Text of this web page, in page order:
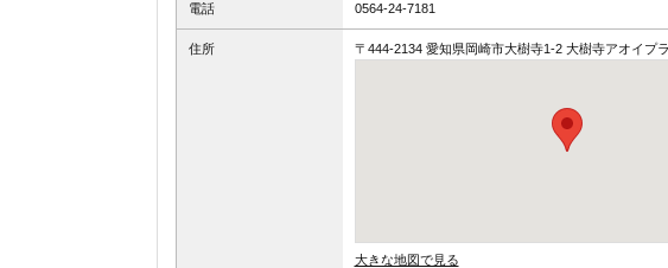
電話 0564-24-7181
住所 〒444-2134 愛知県岡崎市大樹寺1-2 大樹寺アオイプ
大きな地図で見る